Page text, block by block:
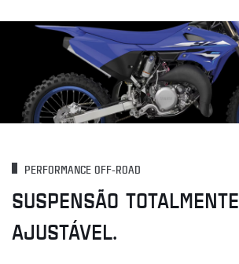
PERFORMANCE OFF-ROAD
SUSPENSÃO TOTALMENTE
AJUSTÁVEL.